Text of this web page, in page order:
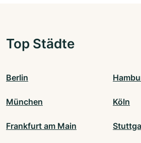
Top Städte
Berlin
München Köln
Frankfurt am Main